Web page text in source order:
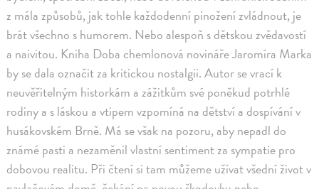
z mála způsobů, jak tohle každodenní pinožení zvládnout, je
brát všechno s humorem. Nebo alespoň s dětskou zvědavostí
a naivitou. Kniha Doba chemlonová novináře Jaromíra Marka
by se dala označit za kritickou nostalgii. Autor se vrací k
neuvěřitelným historkám a zážitkům své poněkud potrhlé
rodiny a s láskou a vtipem vzpomíná na dětství a dospívání v
husákovském Brně. Má se však na pozoru, aby nepadl do
známé pasti a nezaměnil vlastní sentiment za sympatie pro
dobovou realitu. Při čtení si tam můžeme užívat všední život v